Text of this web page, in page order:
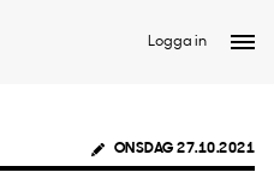
Logga in
ONSDAG 27.10.2021